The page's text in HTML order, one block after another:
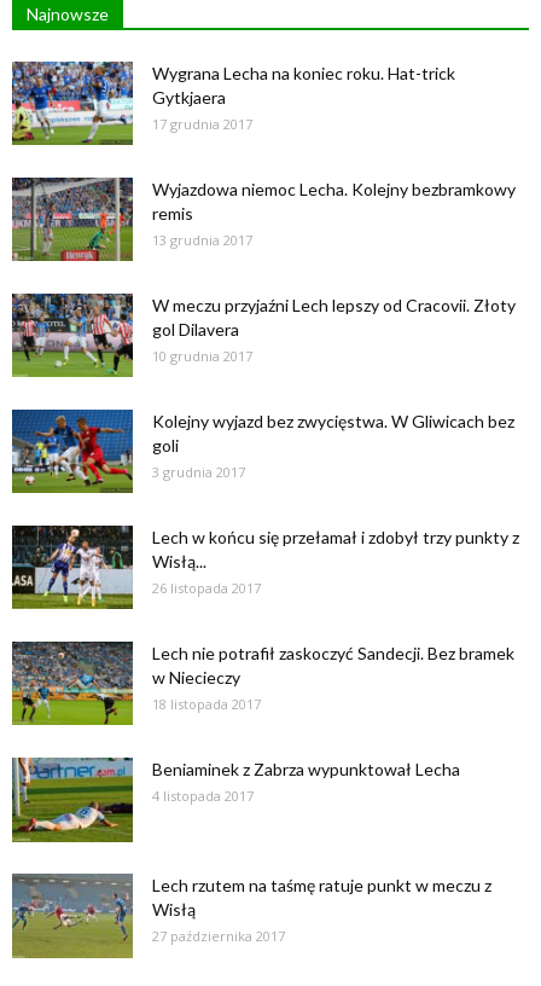
Najnowsze
Wygrana Lecha na koniec roku. Hat-trick
Gytkjaera
17 grudnia 2017
Wyjazdowa niemoc Lecha. Kolejny bezbramkowy
remis
13 grudnia 2017
W meczu przyjaźni Lech lepszy od Cracovii. Złoty
gol Dilavera
10 grudnia 2017
Kolejny wyjazd bez zwycięstwa. W Gliwicach bez
goli
3 grudnia 2017
Lech w końcu się przełamał i zdobył trzy punkty z
Wisłą...
26 listopada 2017
Lech nie potrafił zaskoczyć Sandecji. Bez bramek
w Niecieczy
18 listopada 2017
Beniaminek z Zabrza wypunktował Lecha
4 listopada 2017
Lech rzutem na taśmę ratuje punkt w meczu z
Wisłą
27 października 2017